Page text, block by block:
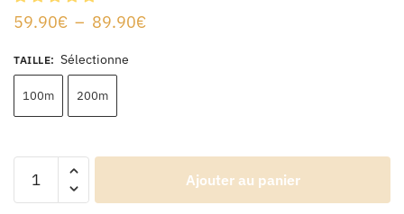
59.90€ – 89.90€
TAILLE: Sélectionne
100m 200m
Ajouter au panier